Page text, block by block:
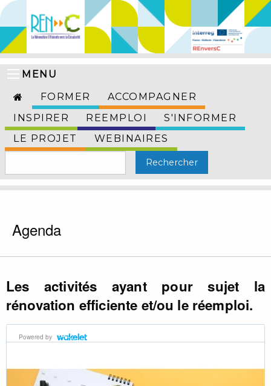
MENU
FORMER
ACCOMPAGNER
INSPIRER
REEMPLOI
S'INFORMER
LE PROJET
WEBINAIRES
Agenda
Les activités ayant pour sujet la
rénovation efficiente et/ou le réemploi.